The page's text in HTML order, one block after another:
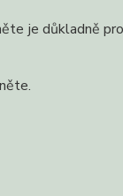
je důkladně